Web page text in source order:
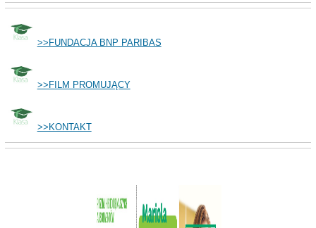
>>FUNDACJA BNP PARIBAS
>>FILM PROMUJĄCY
>>KONTAKT